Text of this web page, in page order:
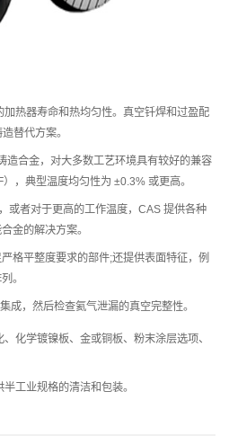
热器寿命和热均匀性。真空钎焊和过盈配
替代方案。
造合金，对大多数工艺环境具有较好的兼容
，典型温度均匀性为 ±0.3% 或更高。
或者对于更高的工作温度，CAS 提供各种
金的解决方案。
格平整度要求的部件;还提供表面特征，例
。
成，然后检查氦气泄漏的真空完整性。
化学镀镍板、金或铜板、粉末涂层选项、
工业规格的清洁和包装。